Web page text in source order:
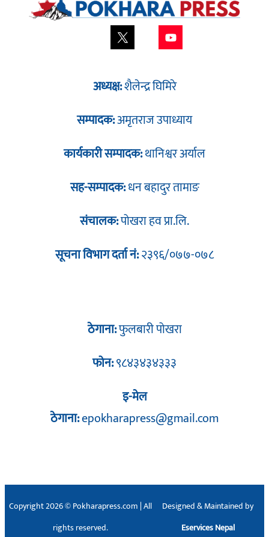
अध्यक्ष:शैलेन्द्र घिमिरे
सम्पादक:अमृतराज उपाध्याय
कार्यकारी सम्पादक:थानिश्वर अर्याल
सह-सम्पादक:धन बहादुर तामाङ
संचालक:पोखरा हव प्रा.लि.
सूचना विभाग दर्ता नं:२३९६/०७७-०७८
ठेगाना:फुलबारी पोखरा
फोन:९८४३४३४३३३
इ-मेल
ठेगाना:epokharapress@gmail.com
Copyright 2026 © Pokharapress.com | All
rights reserved.
Designed & Maintained by
Eservices Nepal